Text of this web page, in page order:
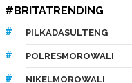
#BRITATRENDING
PILKADASULTENG
POLRESMOROWALI
NIKELMOROWALI